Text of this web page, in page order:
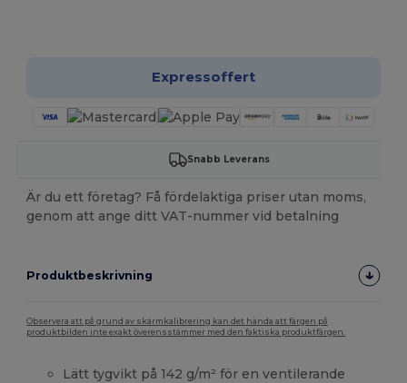
Expressoffert
Snabb Leverans
Är du ett företag? Få fördelaktiga priser utan moms,
genom att ange ditt VAT-nummer vid betalning
Produktbeskrivning
Observera att på grund av skärmkalibrering kan det hända att färgen på
produktbilden inte exakt överensstämmer med den faktiska produktfärgen.
Lätt tygvikt på 142 g/m² för en ventilerande